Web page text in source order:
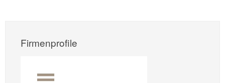
Firmenprofile